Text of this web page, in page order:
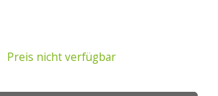
Preis nicht verfügbar